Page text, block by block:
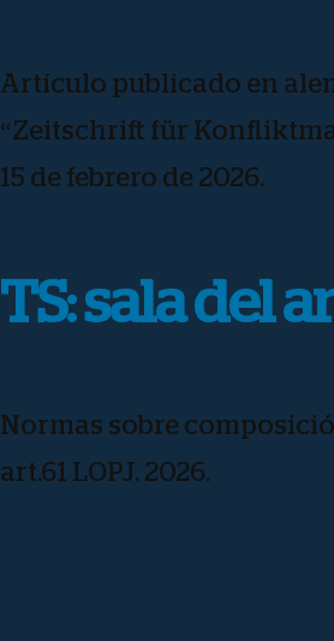
Artículo publicado en
“Zeitschrift für
15 de febrero de 2026.
TS: sala del
Normas sobre
art.61 LOPJ. 2026.